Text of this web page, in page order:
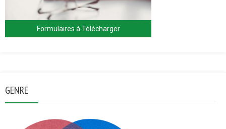
Formulaires à Télécharger
GENRE